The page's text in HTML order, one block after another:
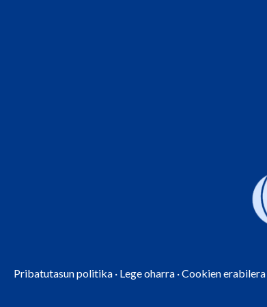
Pribatutasun politika · Lege oharra ·Cookien erabilera